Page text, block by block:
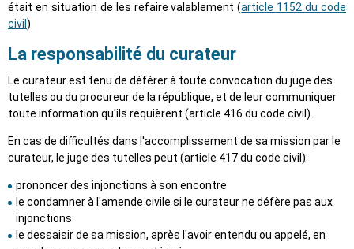
était en situation de les refaire valablement (article 1152 du code
civil )
La responsabilité du curateur
Le curateur est tenu de déférer à toute convocation du juge des
tutelles ou du procureur de la république, et de leur communiquer
toute information qu'ils requièrent (article 416 du code civil).
En cas de difficultés dans l'accomplissement de sa mission par le
curateur, le juge des tutelles peut (article 417 du code civil):
prononcer des injonctions à son encontre
le condamner à l'amende civile si le curateur ne défère pas aux
injonctions
le dessaisir de sa mission, après l'avoir entendu ou appelé, en